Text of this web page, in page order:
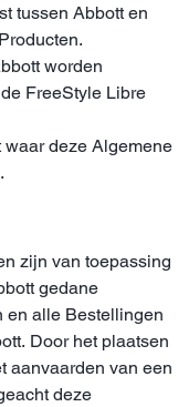
tussen Abbott en
worden
FreeStyle Libre
deze Algemene
van toepassing
gedane
en alle Bestellingen
Door het plaatsen
aanvaarden van een
deze